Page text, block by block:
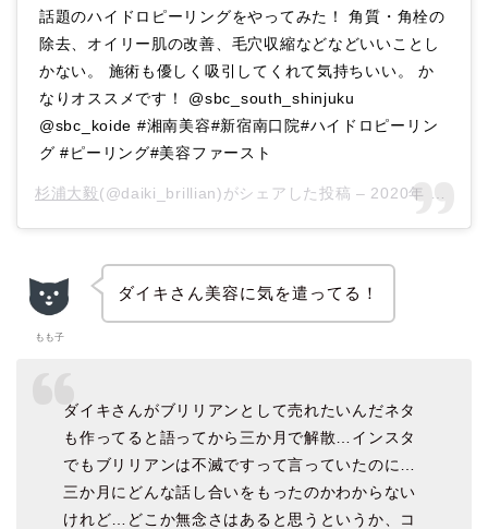
話題のハイドロピーリングをやってみた！ 角質・角栓の
除去、オイリー肌の改善、毛穴収縮などなどいいことし
かない。 施術も優しく吸引してくれて気持ちいい。 か
なりオススメです！ @sbc_south_shinjuku
@sbc_koide #湘南美容#新宿南口院#ハイドロピーリン
グ #ピーリング#美容ファースト
杉浦大毅(@daiki_brillian)がシェアした投稿 – 2020年 3月月6日午前12時48分PST
もも子
ダイキさん美容に気を遣ってる！
ダイキさんがブリリアンとして売れたいんだネタ
も作ってると語ってから三か月で解散…インスタ
でもブリリアンは不滅ですって言っていたのに…
三か月にどんな話し合いをもったのかわからない
けれど…どこか無念さはあると思うというか、コ